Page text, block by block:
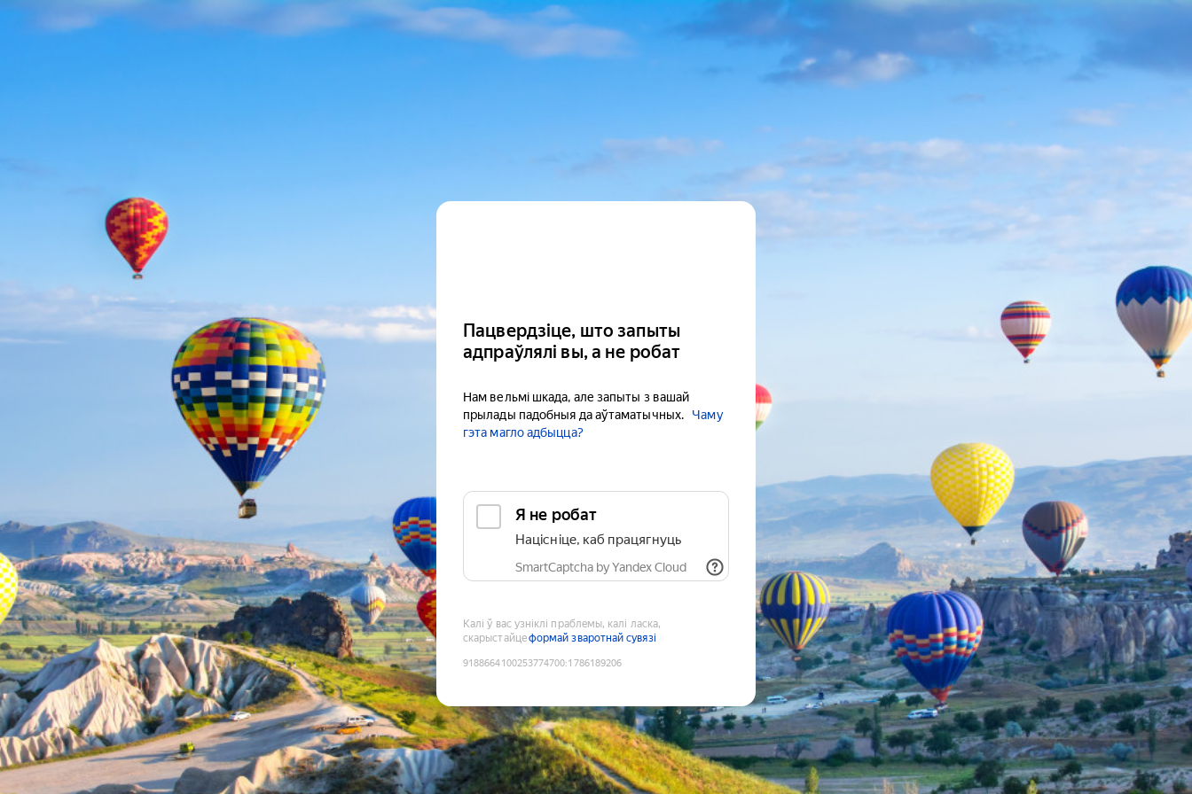
Пацвердзіце, што запыты
адпраўлялі вы, а не робат
Нам вельмі шкада, але запыты з вашай
прылады падобныя да аўтаматычных.
Чаму
гэта магло адбыцца?
Я не робат
Націсніце, каб працягнуць
SmartCaptcha by Yandex Cloud
Калі ў вас узніклі праблемы, калі ласка,
скарыстайцеформай зваротнай сувязі
9188664100253774700:1786189206